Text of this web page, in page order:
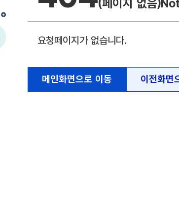
(페이지 없음)
요청페이지가 없습니다.
메인화면으로 이동 이전화면